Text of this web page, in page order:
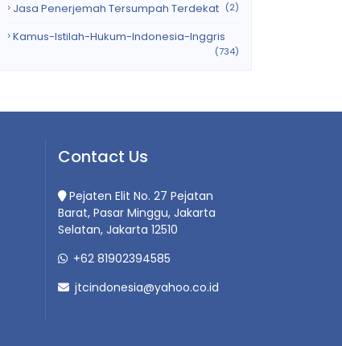
Jasa Penerjemah Tersumpah Terdekat (2)
Kamus-Istilah-Hukum-Indonesia-Inggris
(734)
Contact Us
Pejaten Elit No. 27 Pejatan
Barat, Pasar Minggu, Jakarta
Selatan, Jakarta 12510
+62 81902394585
jtcindonesia@yahoo.co.id